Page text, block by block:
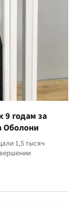
9 годам за
Оболони
1,5 тысяч